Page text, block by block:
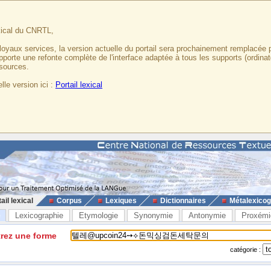
du CNRTL,
services, la version actuelle du portail sera prochainement remplacée
une refonte complète de l'interface adaptée à tous les supports
version ici : Portail lexical
lexical Corpus Lexiques Dictionnaires
Lexicographie Etymologie Synonymie Antonymie
une forme
catégorie :